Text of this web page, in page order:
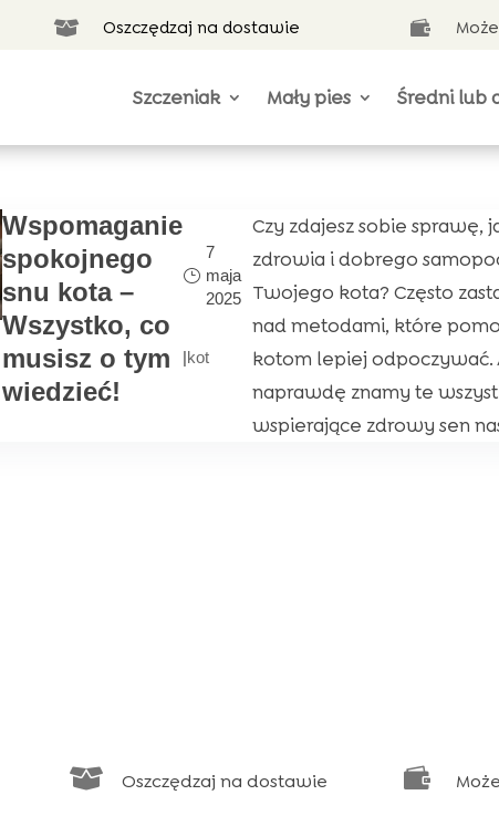
 Oszczędzaj na dostawie 
Szczeniak Mały pies Średni lub
Wspomaganie
spokojnego
snu kota –
Wszystko, co
musisz o tym
wiedzieć!
7
maja
2025
|kot
Czy zdajesz sobie sprawę,
zdrowia i dobrego
Twojego kota? Często
nad metodami, które
kotom lepiej odpoczywać.
naprawdę znamy te
wspierające zdrowy sen
 Oszczędzaj na dostawie 